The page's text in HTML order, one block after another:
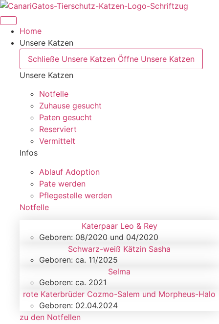
Zum
Inhalt
springenHome
Unsere Katzen
Schließe Unsere Katzen Öffne Unsere Katzen
Unsere Katzen
Notfelle
Zuhause gesucht
Paten gesucht
Reserviert
Vermittelt
Infos
Ablauf Adoption
Pate werden
Pflegestelle werden
Notfelle
Katerpaar Leo & Rey
Geboren: 08/2020 und 04/2020
Schwarz-weiß Kätzin Sasha
Geboren: ca. 11/2025
Selma
Geboren: ca. 2021
rote Katerbrüder Cozmo-Salem und Morpheus-Halo
Geboren: 02.04.2024
zu den Notfellen